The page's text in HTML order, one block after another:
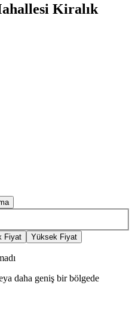
Kiralık
Fiyat Yüksek Fiyat
daha geniş bir bölgede